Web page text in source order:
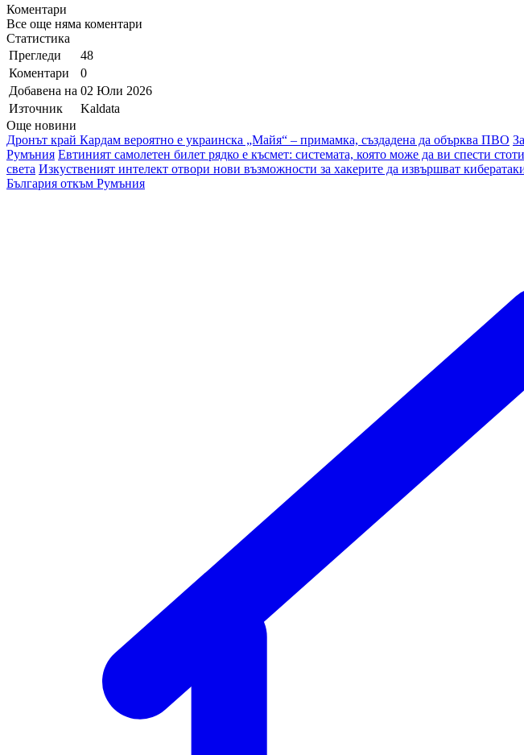
Коментари
Все още няма коментари
Статистика
Прегледи
48
Коментари
0
Добавена на 02 Юли 2026
Източник
Kaldata
Още новини
Дронът край Кардам вероятно е украинска „Майя“ – примамка, създадена да обърква ПВО
Румъния Евтиният самолетен билет рядко е късмет: системата, която може да ви спести
света Изкуственият интелект отвори нови възможности за хакерите да извършват
България откъм Румъния